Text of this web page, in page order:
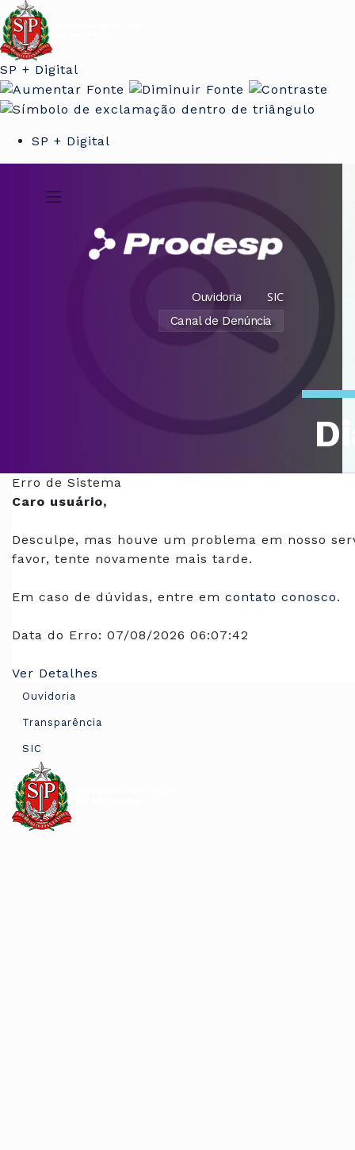
SP + Digital
SP + Digital
Ouvidoria SIC
Canal de Denúncia
Erro de Sistema
Caro usuário,
Desculpe, mas houve um problema em nosso
favor, tente novamente mais tarde.
Em caso de dúvidas, entre em contato conosco.
Data do Erro: 07/08/2026 06:07:42
Ver Detalhes
Ouvidoria
Transparência
SIC